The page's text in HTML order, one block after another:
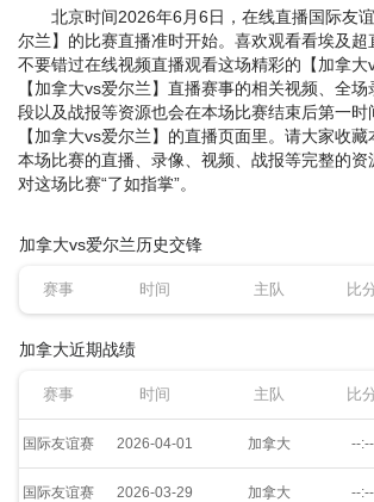
北京时间2026年6月6日，在线直播国际友
尔兰】的比赛直播准时开始。喜欢观看看埃及超
不要错过在线视频直播观看这场精彩的【加拿大
【加拿大vs爱尔兰】直播赛事的相关视频、全
段以及战报等资源也会在本场比赛结束后第一时
【加拿大vs爱尔兰】的直播页面里。请大家收
本场比赛的直播、录像、视频、战报等完整的资
对这场比赛“了如指掌”。
加拿大vs爱尔兰历史交锋
赛事 时间 主队 比
加拿大近期战绩
赛事 时间 主队 比
国际友谊赛 2026-04-01 加拿大 --:--
国际友谊赛 2026-03-29 加拿大 --:--